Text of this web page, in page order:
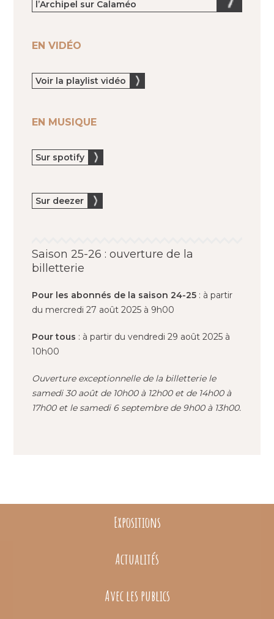
l’Archipel sur Calaméo
EN VIDÉO
Voir la playlist vidéo
EN MUSIQUE
Sur spotify
Sur deezer
Saison 25-26 : ouverture de la
billetterie
Pour les abonnés de la saison 24-25 : à partir
du mercredi 27 août 2025 à 9h00
Pour tous : à partir du vendredi 29 août 2025 à
10h00
Ouverture exceptionnelle de la billetterie le
samedi 30 août de 10h00 à 12h00 et de 14h00 à
17h00 et le samedi 6 septembre de 9h00 à 13h00.
Expositions
Actualités
Avec les publics